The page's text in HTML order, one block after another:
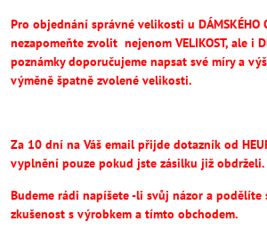
Pro objednání správné velikosti u DÁMSKÉHO
nezapomeňte zvolit nejenom VELIKOST, ale i
poznámky doporučujeme napsat své míry a
výměně špatně zvolené velikosti.
Za 10 dní na Váš email přijde dotazník od
vyplnění pouze pokud jste zásilku již obdrželi.
Budeme rádi napíšete -li svůj názor a podělíte
zkušenost s výrobkem a tímto obchodem.